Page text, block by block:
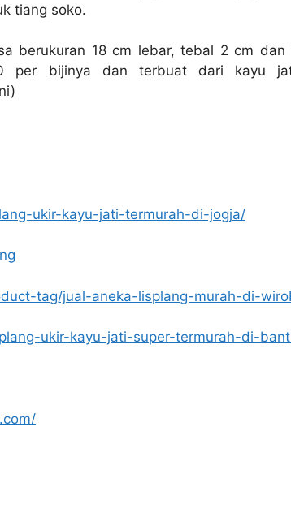
tiang soko.
berukuran 18 cm lebar, tebal 2 cm
per bijinya dan terbuat dari kayu
ukir-kayu-jati-termurah-di-jogja/
tag/jual-aneka-lisplang-murah-di-
ukir-kayu-jati-super-termurah-di-